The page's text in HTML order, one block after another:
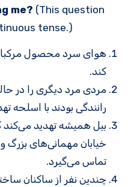
me? (This question
tense.)
هوای سرد محصول مرکبات
کند.
مردی مرد دیگری را در
رانندگی بودند با اسلحه
بیل همیشه تهدید
خیابان مهمانی‌های بزرگ
تماس می‌گیرد.
چندین نفر از ساکنان